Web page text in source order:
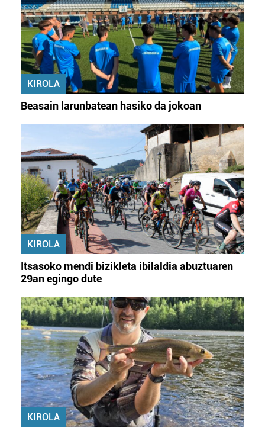
KIROLA
Beasain larunbatean hasiko da jokoan
KIROLA
Itsasoko mendi bizikleta ibilaldia abuztuaren
29an egingo dute
KIROLA